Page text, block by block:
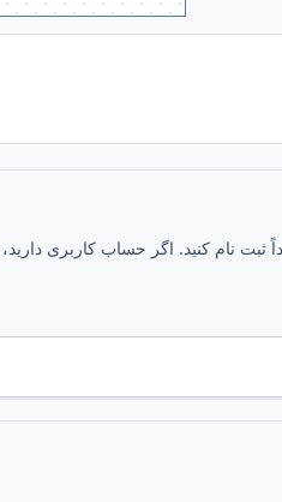
ثبت نام کنید. اگر حساب کاربری دارید،